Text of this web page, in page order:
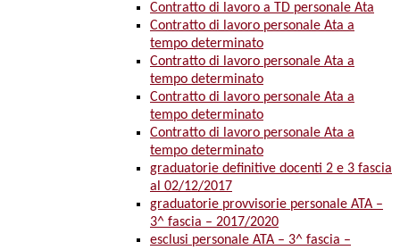
Contratto di lavoro a TD personale Ata
Contratto di lavoro personale Ata a
tempo determinato
Contratto di lavoro personale Ata a
tempo determinato
Contratto di lavoro personale Ata a
tempo determinato
Contratto di lavoro personale Ata a
tempo determinato
graduatorie definitive docenti 2 e 3 fascia
al 02/12/2017
graduatorie provvisorie personale ATA –
3^ fascia – 2017/2020
esclusi personale ATA – 3^ fascia –